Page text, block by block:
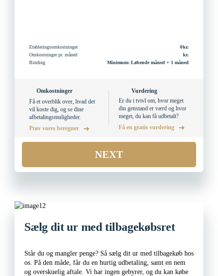
Sælg dit ur med tilbagekøbsret
Står du og mangler penge? Så sælg dit ur med tilbagekøb hos
os. På den måde, får du en hurtig udbetaling, samt en nem
og overskuelig aftale. Vi har ingen gebyrer, og du kan købe
Etableringsomkostninger
0
Omkostninger pr. måned
Binding
Minimum: Løbende måned + 1 måned
Omkostninger
Få et overblik over, hvad det
vil koste dig, og se dine
afbetalingsmuligheder.
Prøv vores beregner
Vurdering
Er du i tvivl om, hvor meget
din genstand er værd og hvor
meget, du kan få udbetalt?
Få en gratis vurdering
NEXT